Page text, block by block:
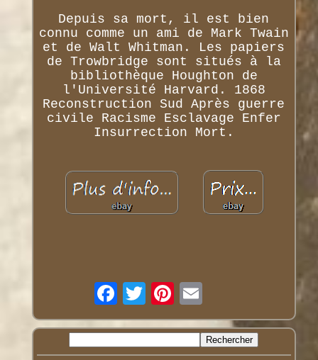
Depuis sa mort, il est bien
connu comme un ami de Mark Twain
et de Walt Whitman. Les papiers
de Trowbridge sont situés à la
bibliothèque Houghton de
l'Université Harvard. 1868
Reconstruction Sud Après guerre
civile Racisme Esclavage Enfer
Insurrection Mort.